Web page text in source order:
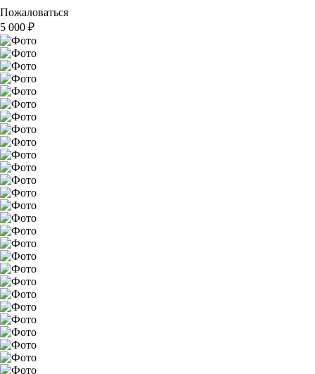
Пожаловаться
5 000 ₽